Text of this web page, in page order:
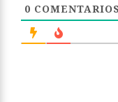
0 COMENTARIOS